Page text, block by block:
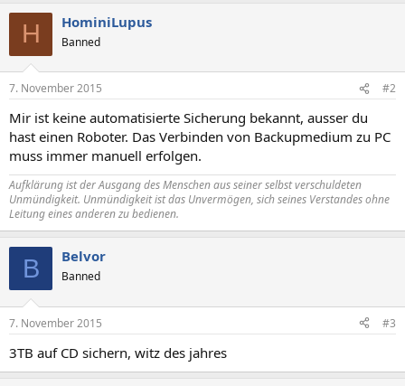
H HominiLupus
Banned
7. November 2015 #2
Mir ist keine automatisierte Sicherung bekannt, ausser du
hast einen Roboter. Das Verbinden von Backupmedium zu PC
muss immer manuell erfolgen.
Aufklärung ist der Ausgang des Menschen aus seiner selbst verschuldeten
Unmündigkeit. Unmündigkeit ist das Unvermögen, sich seines Verstandes ohne
Leitung eines anderen zu bedienen.
B Belvor
Banned
7. November 2015 #3
3TB auf CD sichern, witz des jahres